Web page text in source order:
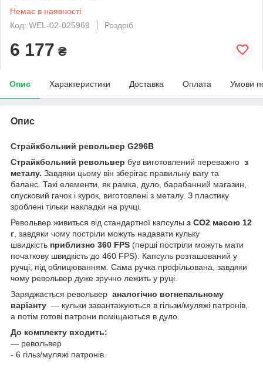
Немає в наявності
Код: WEL-02-025969
Роздріб
6 177 ₴
Опис Характеристики Доставка Оплата Умови
Опис
Страйкбольний револьвер G296B
Страйкбольний револьвер був виготовлений переважно з
металу. Завдяки цьому він зберігає правильну вагу та
баланс. Такі елементи, як рамка, дуло, барабанний магазин,
спусковий гачок і курок, виготовлені з металу. З пластику
зроблені тільки накладки на ручці.
Револьвер живиться від стандартної капсулы з CO2 масою 12
г , завдяки чому постріли можуть надавати кульку
швидкість приблизно 360 FPS (перші постріли можуть мати
початкову швидкість до 460 FPS).
Капсуль розташований у
ручці, під облицюванням. Сама ручка профільована, завдяки
чому револьвер дуже зручно лежить у руці.
Заряджається револьвер аналогічно вогнепальному
варіанту — кульки завантажуються в гільзи/муляжі патронів,
а потім готові патрони поміщаються в дуло.
До комплекту входить:
— револьвер
- 6 гільз/муляжі патронів.